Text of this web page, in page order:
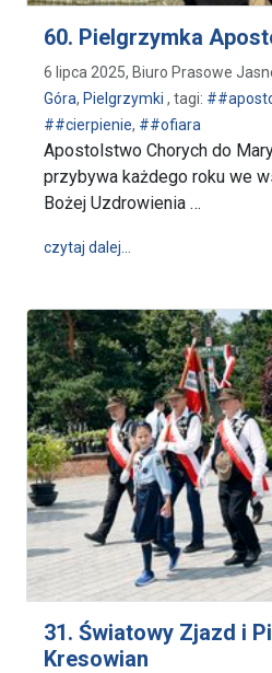
60. Pielgrzymka
6 lipca 2025, Biuro Prasowe
Góra, Pielgrzymki , tagi:
##cierpienie, ##ofiara
Apostolstwo Chorych do
przybywa każdego roku we
Bożej Uzdrowienia …
czytaj dalej…
31. Światowy Zjazd i
Kresowian